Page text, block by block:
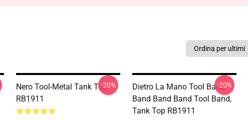
Nero Tool-Metal Tank Top
RB1911
-20%
Dietro La Mano Tool Band
Band Band Band Tool Band,
Tank Top RB1911
-20%